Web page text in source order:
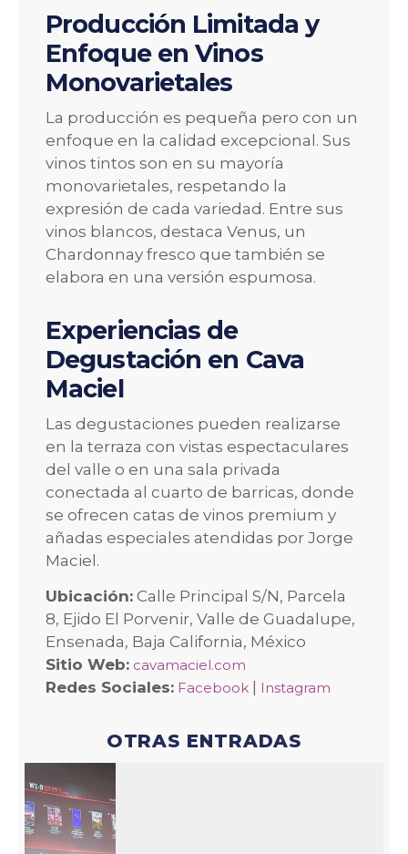
Producción Limitada y
Enfoque en Vinos
Monovarietales
La producción es pequeña pero con un
enfoque en la calidad excepcional. Sus
vinos tintos son en su mayoría
monovarietales, respetando la
expresión de cada variedad. Entre sus
vinos blancos, destaca Venus, un
Chardonnay fresco que también se
elabora en una versión espumosa.
Experiencias de
Degustación en Cava
Maciel
Las degustaciones pueden realizarse
en la terraza con vistas espectaculares
del valle o en una sala privada
conectada al cuarto de barricas, donde
se ofrecen catas de vinos premium y
añadas especiales atendidas por Jorge
Maciel.
Ubicación: Calle Principal S/N, Parcela
8, Ejido El Porvenir, Valle de Guadalupe,
Ensenada, Baja California, México
Sitio Web: cavamaciel.com
Redes Sociales: Facebook Instagram
OTRAS ENTRADAS